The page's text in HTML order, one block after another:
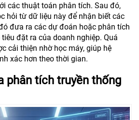
các thuật toán phân tích. Sau đó,
hỏi từ dữ liệu này để nhận biết các
đưa ra các dự đoán hoặc phân tích
đặt ra của doanh nghiệp. Quá
cải thiện nhờ học máy, giúp hệ
xác hơn theo thời gian.
phân tích truyền thống